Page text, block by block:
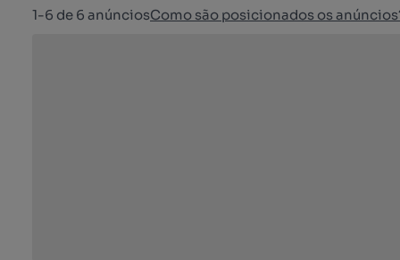
1-6 de 6 anúnciosComo são posicionados os